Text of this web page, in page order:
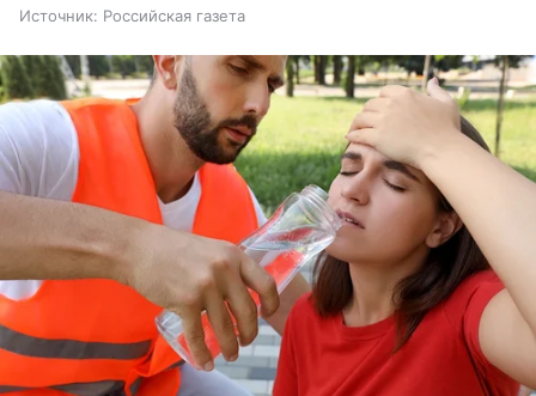
Источник: Российская газета